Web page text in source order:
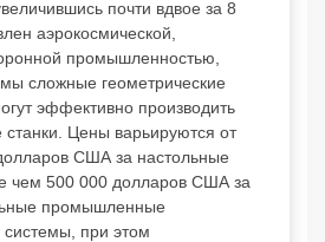
почти вдвое за 8
аэрокосмической,
промышленностью,
сложные геометрические
эффективно производить
станки. Цены варьируются от
США за настольные
чем 500 000 долларов США за
промышленные
системы, при этом